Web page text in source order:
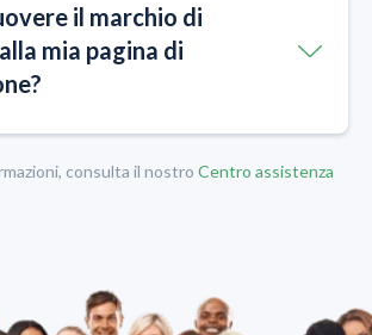
il marchio di
mia pagina di
consulta il nostro Centro assistenza